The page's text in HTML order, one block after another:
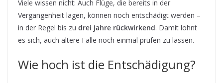
Viele wissen nicht: Auch Flüge, die bereits in der
Vergangenheit lagen, können noch entschädigt werden –
in der Regel bis zu drei Jahre rückwirkend. Damit lohnt
es sich, auch ältere Fälle noch einmal prüfen zu lassen.
Wie hoch ist die Entschädigung?